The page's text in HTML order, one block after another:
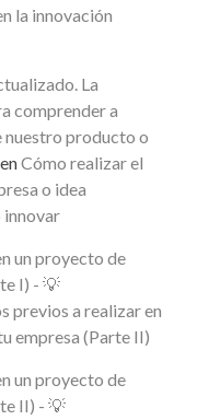
la innovación
La
comprender a
nuestro producto o
enCómo realizar el
o idea
innovar
un proyecto de
I) - 💡
previos a realizar en
empresa (Parte II)
un proyecto de
II) - 💡